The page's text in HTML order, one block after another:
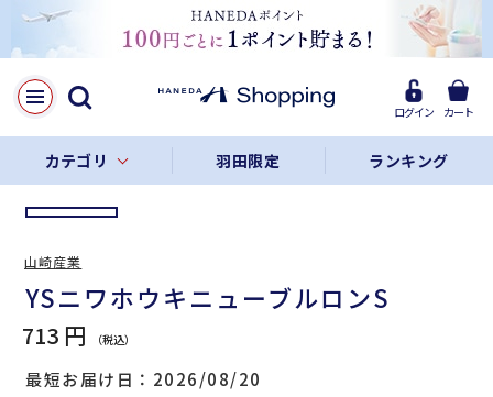
ログイン カート
カテゴリ 羽田限定 ランキング
LINE
Facebook
リンクをコピー
YSニワホウキニューブルロンS
713 円
最短お届け日 2026/08/20
山崎産業